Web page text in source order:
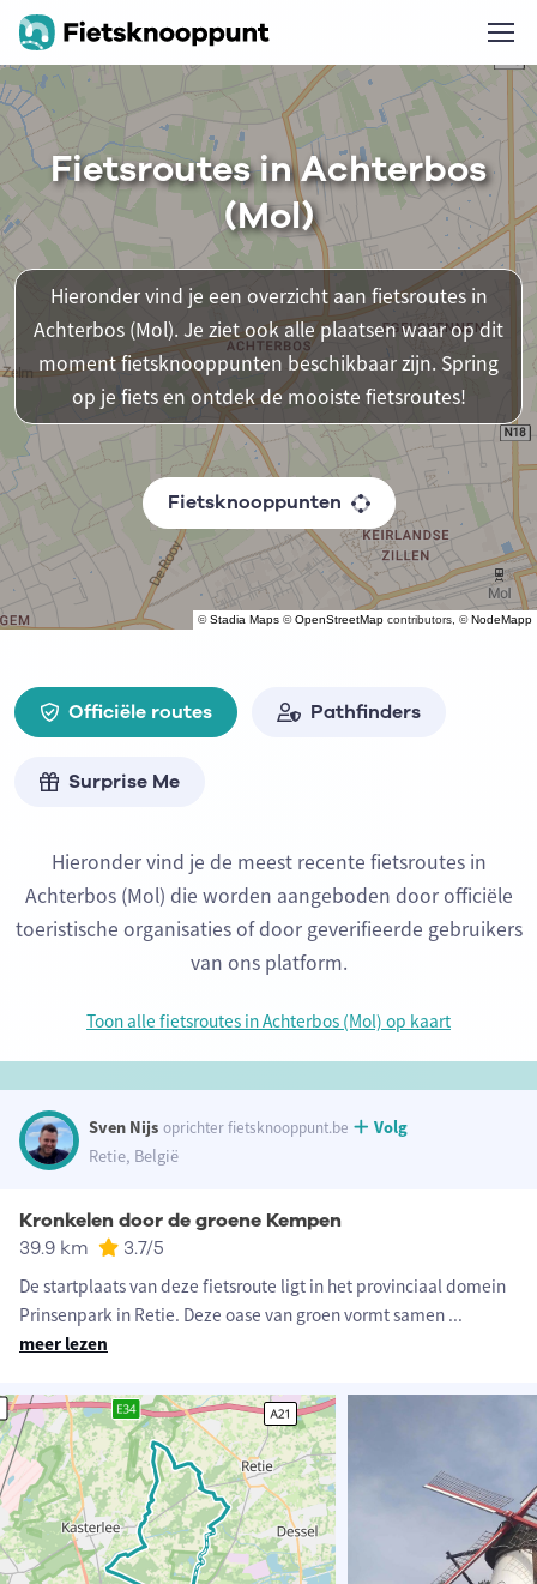
©Stadia Maps ©OpenStreetMap contributors, ©NodeMapp
Fietsroutes in Achterbos
(Mol)
Hieronder vind je een overzicht aan fietsroutes in
Achterbos (Mol). Je ziet ook alle plaatsen waar op dit
moment fietsknooppunten beschikbaar zijn. Spring
op je fiets en ontdek de mooiste fietsroutes!
Fietsknooppunten
Officiële routes Pathfinders
Surprise Me
Hieronder vind je de meest recente fietsroutes in
Achterbos (Mol) die worden aangeboden door officiële
toeristische organisaties of door geverifieerde gebruikers
van ons platform.
Toon alle fietsroutes in Achterbos (Mol) op kaart
Sven Nijs oprichter fietsknooppunt.be
Volg
Retie, België
Kronkelen door de groene Kempen
39.9 km 3.7/5
De startplaats van deze fietsroute ligt in het provinciaal domein
Prinsenpark in Retie. Deze oase van groen vormt samen ...
meer lezen